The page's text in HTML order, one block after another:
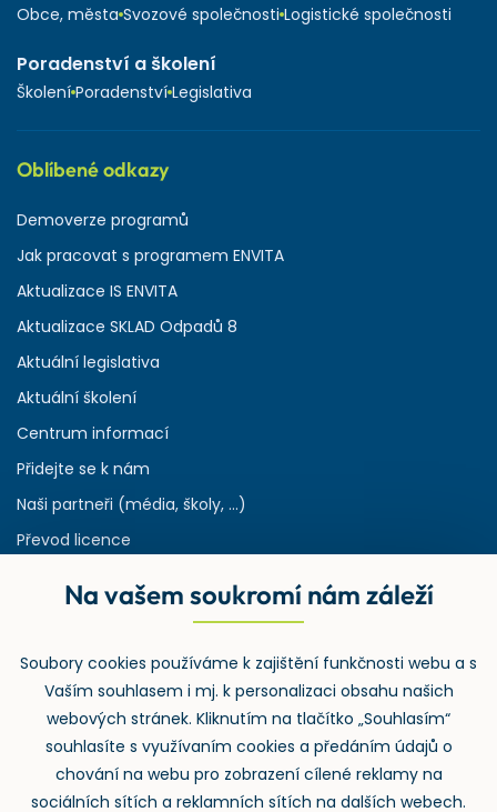
Obce, města Svozové společnosti Logistické společnosti
Poradenství a školení
Školení Poradenství Legislativa
Oblíbené odkazy
Demoverze programů
Jak pracovat s programem ENVITA
Aktualizace IS ENVITA
Aktualizace SKLAD Odpadů 8
Aktuální legislativa
Aktuální školení
Centrum informací
Přidejte se k nám
Naši partneři (média, školy, ...)
Převod licence
Rejstřík používaných zkratek v odpadech
Zpětný odběr
Na vašem soukromí nám záleží
Soubory cookies používáme k zajištění funkčnosti webu a s
Vaším souhlasem i mj. k personalizaci obsahu našich
webových stránek. Kliknutím na tlačítko „Souhlasím“
souhlasíte s využívaním cookies a předáním údajů o
chování na webu pro zobrazení cílené reklamy na
sociálních sítích a reklamních sítích na dalších webech.